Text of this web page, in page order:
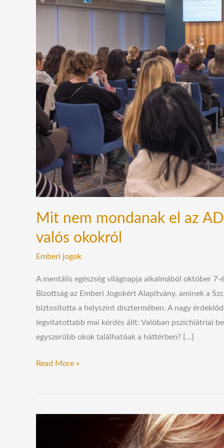
Mit nem mondanak el az
valós okokról
Emberi jogok
A mentális egészség világnapja alkalmából október
Bizottság az Emberi Jogokért Alapítvány, aminek a
biztosította a helyszínt dísztermében. A nagy
legvitatottabb mai kérdés állt: Valóban pszichiátriai
egyszerűbb okok találhatóak a háttérben? […]
mondanak
ADHD-
ról? Szakértők
beszéltek
a
valós
okokról
Read More »